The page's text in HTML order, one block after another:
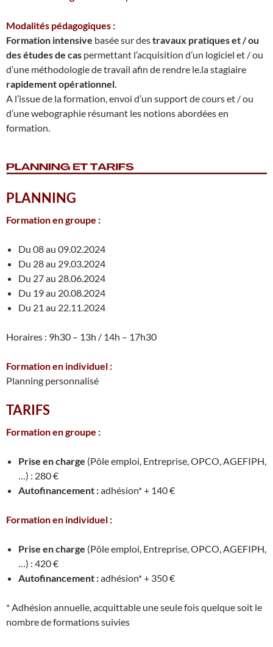
Modalités pédagogiques :
Formation intensive basée sur destravaux pratiques et / ou
des études de cas permettant l’acquisition d’un logiciel et / ou
d’une méthodologie de travail afin de rendre le.la stagiaire
rapidement opérationnel.
A l’issue de la formation, envoi d’un support de cours et / ou
d’une webographie résumant les notions abordées en
formation.
PLANNING
Formation en groupe :
Du 08 au 09.02.2024
Du 28 au 29.03.2024
Du 27 au 28.06.2024
Du 19 au 20.08.2024
Du 21 au 22.11.2024
Horaires : 9h30 – 13h / 14h – 17h30
Formation en individuel :
Planning personnalisé
TARIFS
Formation en groupe :
Prise en charge (Pôle emploi, Entreprise, OPCO, AGEFIPH,
…) : 280 €
Autofinancement :adhésion* + 140 €
Formation en individuel :
Prise en charge (Pôle emploi, Entreprise, OPCO, AGEFIPH,
…) : 420 €
Autofinancement :adhésion* + 350 €
* Adhésion annuelle, acquittable une seule fois quelque soit le
nombre de formations suivies